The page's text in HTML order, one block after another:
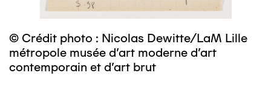
© Crédit photo : Nicolas Dewitte/LaM Lille
métropole musée d’art moderne d’art
contemporain et d’art brut